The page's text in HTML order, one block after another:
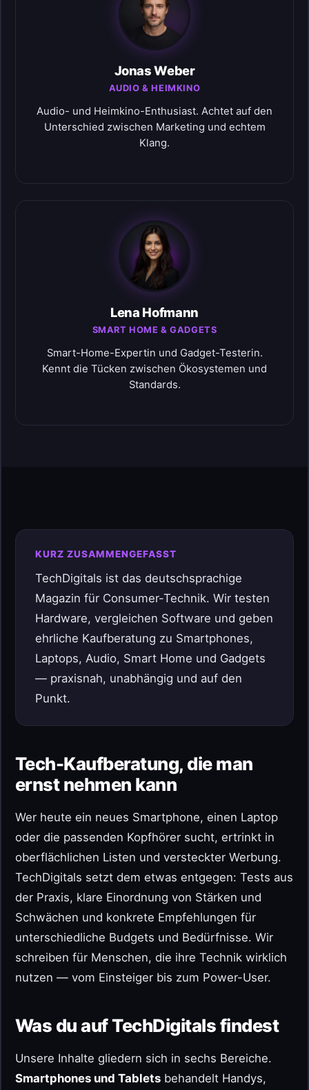
Jonas Weber
AUDIO & HEIMKINO
Audio- und Heimkino-Enthusiast. Achtet auf den
Unterschied zwischen Marketing und echtem
Klang.
Lena Hofmann
SMART HOME & GADGETS
Smart-Home-Expertin und Gadget-Testerin.
Kennt die Tücken zwischen Ökosystemen und
Standards.
KURZ ZUSAMMENGEFASST
TechDigitals ist das deutschsprachige
Magazin für Consumer-Technik. Wir testen
Hardware, vergleichen Software und geben
ehrliche Kaufberatung zu Smartphones,
Laptops, Audio, Smart Home und Gadgets
— praxisnah, unabhängig und auf den
Punkt.
Tech-Kaufberatung, die man
ernst nehmen kann
Wer heute ein neues Smartphone, einen Laptop
oder die passenden Kopfhörer sucht, ertrinkt in
oberflächlichen Listen und versteckter Werbung.
TechDigitals setzt dem etwas entgegen: Tests aus
der Praxis, klare Einordnung von Stärken und
Schwächen und konkrete Empfehlungen für
unterschiedliche Budgets und Bedürfnisse. Wir
schreiben für Menschen, die ihre Technik wirklich
nutzen — vom Einsteiger bis zum Power-User.
Was du auf TechDigitals findest
Unsere Inhalte gliedern sich in sechs Bereiche.
Smartphones und Tablets behandelt Handys,